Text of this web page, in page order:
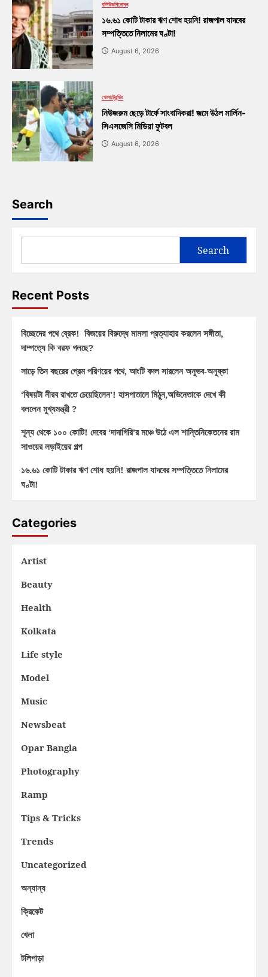
বলিউডবিনোদন
১৬.৬১ কোটি টাকার ঋণ শোধ হয়নি! রাজপাল যাদবের
সম্পত্তিতে নিলামের ঘণ্টা!
August 6, 2026
খেলাট্রেন্ডিং
নিউজরুম ছেড়ে টার্ফে সাংবাদিকরা! জমে উঠল মার্লিন-
সিএসজেসি মিডিয়া ফুটবল
August 6, 2026
Search
Search
Recent Posts
বিচ্ছেদের পথে ব্রেক! বিজয়ের বিরুদ্ধে মামলা প্রত্যাহার করলেন সঙ্গীতা,
দাম্পত্যে কি বরফ গলছে?
সাড়ে তিন বছরের প্রেম পরিণয়ের পথে, আংটি বদল সারলেন অনুভব-অনুষ্কা
‘বিষয়টা নীরব রাখতে চেয়েছিলেন’! হাসপাতালে মিঠুন,অভিনেতাকে দেখে কী
বললেন মুখ্যমন্ত্রী ?
শূন্য থেকে ১০০ কোটি! দেবের ‘দাদাগিরি’র মঞ্চে উঠে এল শান্তিনিকেতনের রাম
সাওয়ের লড়াইয়ের গল্প
১৬.৬১ কোটি টাকার ঋণ শোধ হয়নি! রাজপাল যাদবের সম্পত্তিতে নিলামের
ঘণ্টা!
Categories
Artist
Beauty
Health
Kolkata
Life style
Model
Music
Newsbeat
Opar Bangla
Photography
Ramp
Tips & Tricks
Trends
Uncategorized
অন্যান্য
ক্রিকেট
খেলা
টলিপাড়া